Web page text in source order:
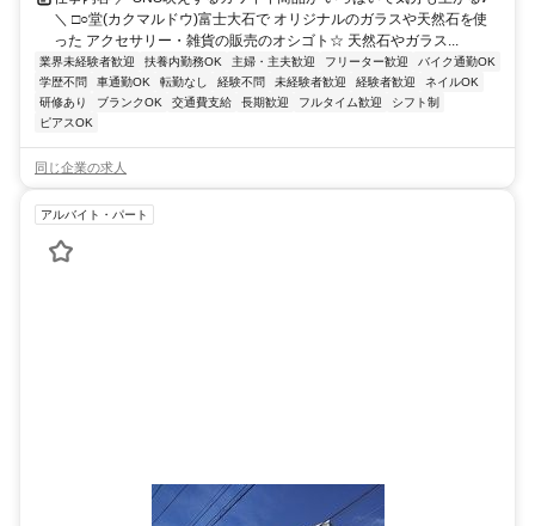
＼ □○堂(カクマルドウ)富士大石で オリジナルのガラスや天然石を使
った アクセサリー・雑貨の販売のオシゴト☆ 天然石やガラス...
業界未経験者歓迎 扶養内勤務OK 主婦・主夫歓迎 フリーター歓迎
バイク通勤OK
学歴不問
車通勤OK 転勤なし 経験不問 未経験者歓迎 経験者歓迎
ネイルOK
研修あり
ブランクOK 交通費支給 長期歓迎 フルタイム歓迎
シフト制
ピアスOK
同じ企業の求人
アルバイト・パート